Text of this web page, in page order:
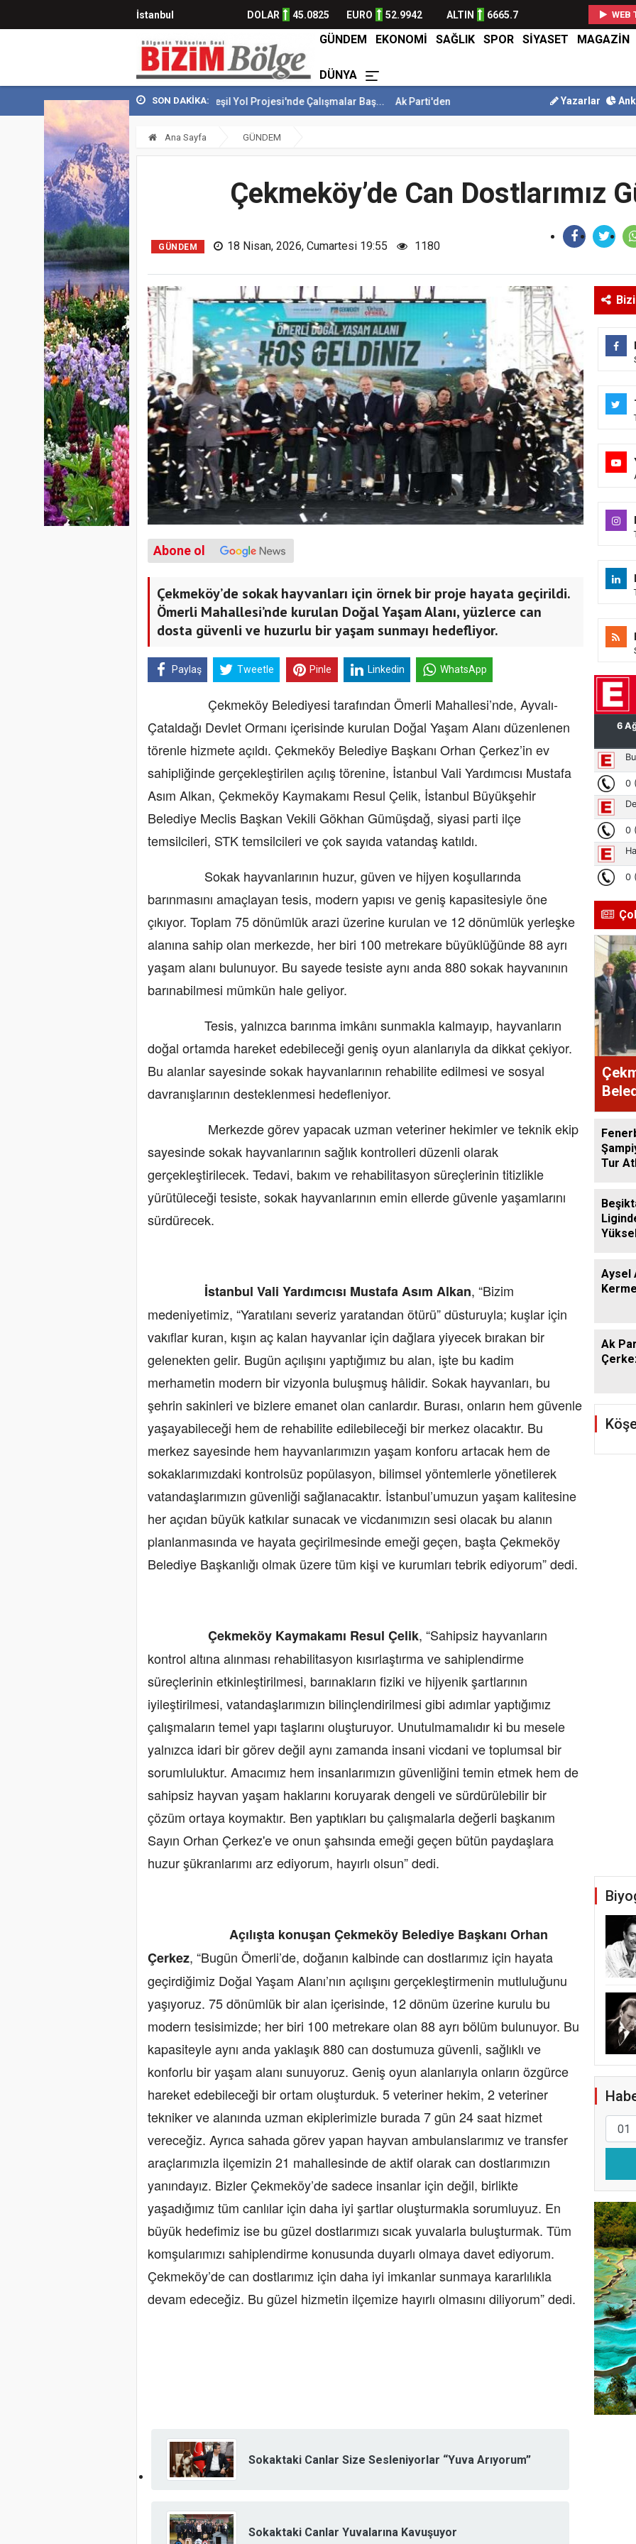
İstanbul DOLAR 45.0825 EURO 52.9942 ALTIN 6665.7 WEB
GÜNDEM EKONOMİ SAĞLIK SPOR SİYASET MAGAZİN
DÜNYA
SON DAKİKA:
Çekmeköy Yeşil Yol Projesi'nde Çalışmalar Baş... Ak Parti'den Orhan Çerkez'e Ziyaret Aysel Akar Yaz Kermesi
Yazarlar
Ana Sayfa GÜNDEM
Çekmeköy’de Can Dostlarımız
GÜNDEM 18 Nisan, 2026, Cumartesi 19:55 1180
Abone ol
Çekmeköy’de sokak hayvanları için örnek bir proje hayata geçirildi.
Ömerli Mahallesi’nde kurulan Doğal Yaşam Alanı, yüzlerce can
dosta güvenli ve huzurlu bir yaşam sunmayı hedefliyor.
Paylaş Tweetle Pinle Linkedin WhatsApp
Çekmeköy Belediyesi tarafından Ömerli Mahallesi’nde, Ayvalı-
Çataldağı Devlet Ormanı içerisinde kurulan Doğal Yaşam Alanı düzenlenen
törenle hizmete açıldı. Çekmeköy Belediye Başkanı Orhan Çerkez’in ev
sahipliğinde gerçekleştirilen açılış törenine, İstanbul Vali Yardımcısı Mustafa
Asım Alkan, Çekmeköy Kaymakamı Resul Çelik, İstanbul Büyükşehir
Belediye Meclis Başkan Vekili Gökhan Gümüşdağ, siyasi parti ilçe
temsilcileri, STK temsilcileri ve çok sayıda vatandaş katıldı.
Sokak hayvanlarının huzur, güven ve hijyen koşullarında
barınmasını amaçlayan tesis, modern yapısı ve geniş kapasitesiyle öne
çıkıyor. Toplam 75 dönümlük arazi üzerine kurulan ve 12 dönümlük yerleşke
alanına sahip olan merkezde, her biri 100 metrekare büyüklüğünde 88 ayrı
yaşam alanı bulunuyor. Bu sayede tesiste aynı anda 880 sokak hayvanının
barınabilmesi mümkün hale geliyor.
Tesis, yalnızca barınma imkânı sunmakla kalmayıp, hayvanların
doğal ortamda hareket edebileceği geniş oyun alanlarıyla da dikkat çekiyor.
Bu alanlar sayesinde sokak hayvanlarının rehabilite edilmesi ve sosyal
davranışlarının desteklenmesi hedefleniyor.
Merkezde görev yapacak uzman veteriner hekimler ve teknik ekip
sayesinde sokak hayvanlarının sağlık kontrolleri düzenli olarak
gerçekleştirilecek. Tedavi, bakım ve rehabilitasyon süreçlerinin titizlikle
yürütüleceği tesiste, sokak hayvanlarının emin ellerde güvenle yaşamlarını
sürdürecek.
İstanbul Vali Yardımcısı Mustafa Asım Alkan, “Bizim
medeniyetimiz, “Yaratılanı severiz yaratandan ötürü” düsturuyla; kuşlar için
vakıflar kuran, kışın aç kalan hayvanlar için dağlara yiyecek bırakan bir
gelenekten gelir. Bugün açılışını yaptığımız bu alan, işte bu kadim
merhametin modern bir vizyonla buluşmuş hâlidir. Sokak hayvanları, bu
şehrin sakinleri ve bizlere emanet olan canlardır. Burası, onların hem güvenle
yaşayabileceği hem de rehabilite edilebileceği bir merkez olacaktır. Bu
merkez sayesinde hem hayvanlarımızın yaşam konforu artacak hem de
sokaklarımızdaki kontrolsüz popülasyon, bilimsel yöntemlerle yönetilerek
vatandaşlarımızın güvenliği sağlanacaktır. İstanbul’umuzun yaşam kalitesine
her açıdan büyük katkılar sunacak ve vicdanımızın sesi olacak bu alanın
planlanmasında ve hayata geçirilmesinde emeği geçen, başta Çekmeköy
Belediye Başkanlığı olmak üzere tüm kişi ve kurumları tebrik ediyorum” dedi.
Çekmeköy Kaymakamı Resul Çelik, “Sahipsiz hayvanların
kontrol altına alınması rehabilitasyon kısırlaştırma ve sahiplendirme
süreçlerinin etkinleştirilmesi, barınakların fiziki ve hijyenik şartlarının
iyileştirilmesi, vatandaşlarımızın bilinçlendirilmesi gibi adımlar yaptığımız
çalışmaların temel yapı taşlarını oluşturuyor. Unutulmamalıdır ki bu mesele
yalnızca idari bir görev değil aynı zamanda insani vicdani ve toplumsal bir
sorumluluktur. Amacımız hem insanlarımızın güvenliğini temin etmek hem de
sahipsiz hayvan yaşam haklarını koruyarak dengeli ve sürdürülebilir bir
çözüm ortaya koymaktır. Ben yaptıkları bu çalışmalarla değerli başkanım
Sayın Orhan Çerkez'e ve onun şahsında emeği geçen bütün paydaşlara
huzur şükranlarımı arz ediyorum, hayırlı olsun” dedi.
Açılışta konuşan Çekmeköy Belediye Başkanı Orhan
Çerkez, “Bugün Ömerli’de, doğanın kalbinde can dostlarımız için hayata
geçirdiğimiz Doğal Yaşam Alanı’nın açılışını gerçekleştirmenin mutluluğunu
yaşıyoruz. 75 dönümlük bir alan içerisinde, 12 dönüm üzerine kurulu bu
modern tesisimizde; her biri 100 metrekare olan 88 ayrı bölüm bulunuyor. Bu
kapasiteyle aynı anda yaklaşık 880 can dostumuza güvenli, sağlıklı ve
konforlu bir yaşam alanı sunuyoruz. Geniş oyun alanlarıyla onların özgürce
hareket edebileceği bir ortam oluşturduk. 5 veteriner hekim, 2 veteriner
tekniker ve alanında uzman ekiplerimizle burada 7 gün 24 saat hizmet
vereceğiz. Ayrıca sahada görev yapan hayvan ambulanslarımız ve transfer
araçlarımızla ilçemizin 21 mahallesinde de aktif olarak can dostlarımızın
yanındayız. Bizler Çekmeköy’de sadece insanlar için değil, birlikte
yaşadığımız tüm canlılar için daha iyi şartlar oluşturmakla sorumluyuz. En
büyük hedefimiz ise bu güzel dostlarımızı sıcak yuvalarla buluşturmak. Tüm
komşularımızı sahiplendirme konusunda duyarlı olmaya davet ediyorum.
Çekmeköy’de can dostlarımız için daha iyi imkanlar sunmaya kararlılıkla
devam edeceğiz. Bu güzel hizmetin ilçemize hayırlı olmasını diliyorum” dedi.
Sokaktaki Canlar Size Sesleniyorlar “Yuva Arıyorum”
Sokaktaki Canlar Yuvalarına Kavuşuyor
Tur
Aysel
Ak